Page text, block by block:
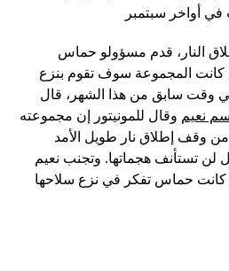
النار، قدم مسؤولو حماس
كانت المجموعة سوف تقوم بنزع
وقت سابق من هذا الشهر، قال
نعيم وقال للمونيتور إن مجموعته
من وقف إطلاق نار طويل الأمد
لن تستأنف هجماتها. وتجنب نعيم
كانت حماس تفكر في نزع سلاحها